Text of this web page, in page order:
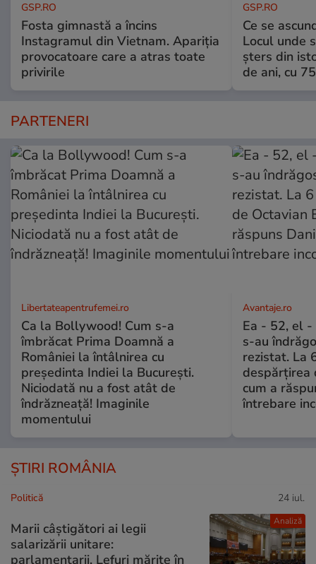
GSP.RO
Fosta gimnastă a încins
Instagramul din Vietnam. Apariția
provocatoare care a atras toate
privirile
GSP.RO
Ce se
Locul unde
șters din
de ani, cu
PARTENERI
Libertateapentrufemei.ro
Ca la Bollywood! Cum s-a
îmbrăcat Prima Doamnă a
României la întâlnirea cu
președinta Indiei la București.
Niciodată nu a fost atât de
îndrăzneață! Imaginile
momentului
Avantaje.ro
Ea - 52, el -
s-au
rezistat. La
despărțirea
cum a
întrebare
ȘTIRI ROMÂNIA
Analiză
Politică 24 iul.
Marii câștigători ai legii
salarizării unitare:
parlamentarii. Lefuri mărite în